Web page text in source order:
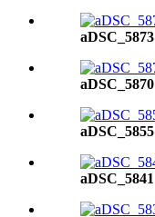
aDSC_5873
aDSC_5870
aDSC_5855
aDSC_5841